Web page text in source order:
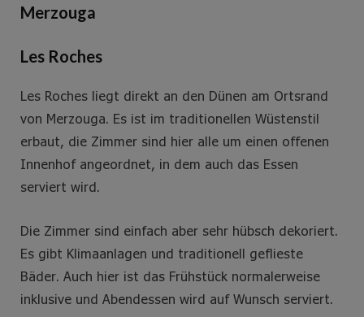
Merzouga
Les Roches
Les Roches liegt direkt an den Dünen am Ortsrand
von Merzouga. Es ist im traditionellen Wüstenstil
erbaut, die Zimmer sind hier alle um einen offenen
Innenhof angeordnet, in dem auch das Essen
serviert wird.
Die Zimmer sind einfach aber sehr hübsch dekoriert.
Es gibt Klimaanlagen und traditionell geflieste
Bäder. Auch hier ist das Frühstück normalerweise
inklusive und Abendessen wird auf Wunsch serviert.